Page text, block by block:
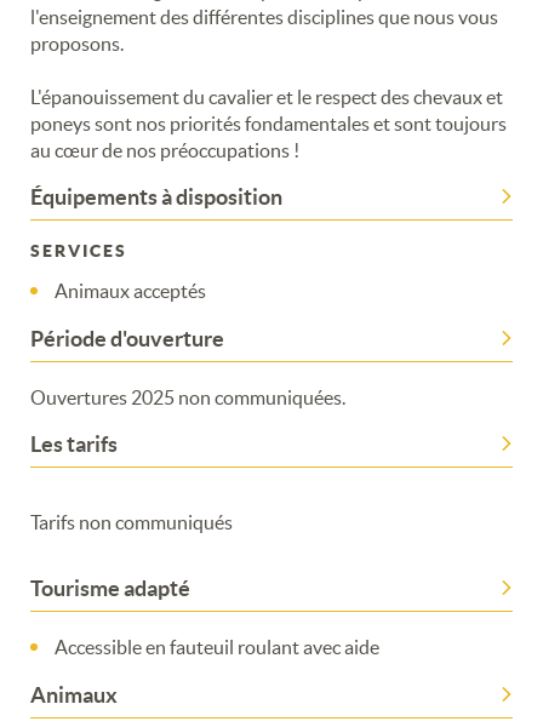
l'enseignement des différentes disciplines que nous vous
proposons.
L'épanouissement du cavalier et le respect des chevaux et
poneys sont nos priorités fondamentales et sont toujours
au cœur de nos préoccupations !
Équipements à disposition
SERVICES
Animaux acceptés
Période d'ouverture
Ouvertures 2025 non communiquées.
Les tarifs
Tarifs non communiqués
Tourisme adapté
Accessible en fauteuil roulant avec aide
Animaux
Merci de patienter...